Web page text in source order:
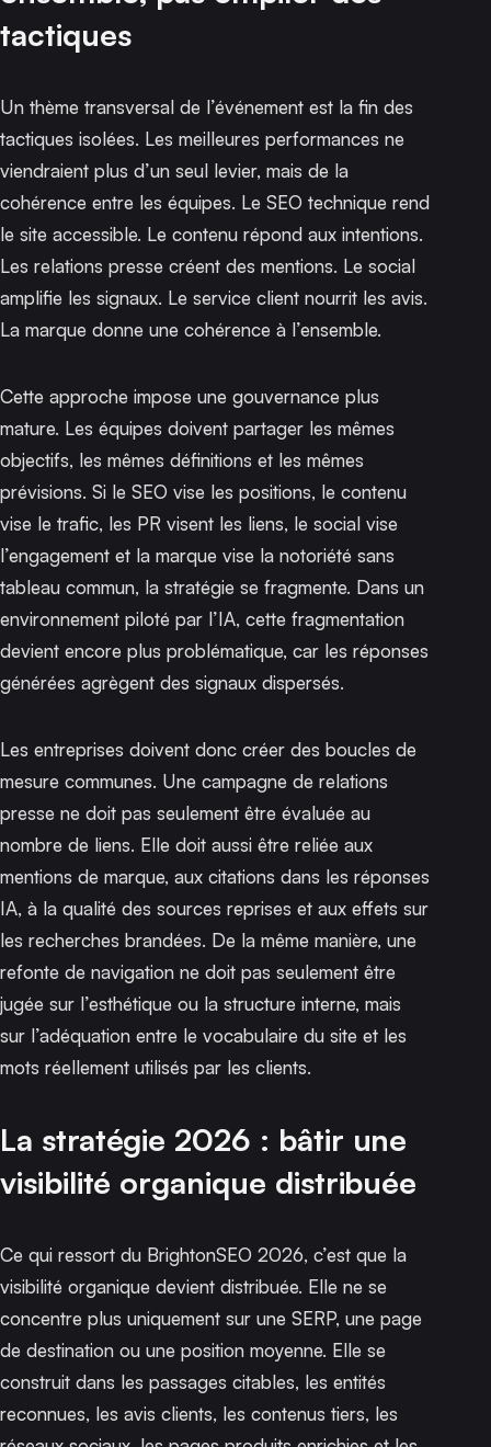
tactiques
Un thème transversal de l’événement est la fin des
tactiques isolées. Les meilleures performances ne
viendraient plus d’un seul levier, mais de la
cohérence entre les équipes. Le SEO technique rend
le site accessible. Le contenu répond aux intentions.
Les relations presse créent des mentions. Le social
amplifie les signaux. Le service client nourrit les avis.
La marque donne une cohérence à l’ensemble.
Cette approche impose une gouvernance plus
mature. Les équipes doivent partager les mêmes
objectifs, les mêmes définitions et les mêmes
prévisions. Si le SEO vise les positions, le contenu
vise le trafic, les PR visent les liens, le social vise
l’engagement et la marque vise la notoriété sans
tableau commun, la stratégie se fragmente. Dans un
environnement piloté par l’IA, cette fragmentation
devient encore plus problématique, car les réponses
générées agrègent des signaux dispersés.
Les entreprises doivent donc créer des boucles de
mesure communes. Une campagne de relations
presse ne doit pas seulement être évaluée au
nombre de liens. Elle doit aussi être reliée aux
mentions de marque, aux citations dans les réponses
IA, à la qualité des sources reprises et aux effets sur
les recherches brandées. De la même manière, une
refonte de navigation ne doit pas seulement être
jugée sur l’esthétique ou la structure interne, mais
sur l’adéquation entre le vocabulaire du site et les
mots réellement utilisés par les clients.
La stratégie 2026 : bâtir une
visibilité organique distribuée
Ce qui ressort du BrightonSEO 2026, c’est que la
visibilité organique devient distribuée. Elle ne se
concentre plus uniquement sur une SERP, une page
de destination ou une position moyenne. Elle se
construit dans les passages citables, les entités
reconnues, les avis clients, les contenus tiers, les